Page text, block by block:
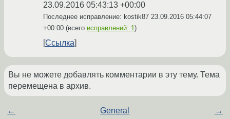
23.09.2016 05:43:13 +00:00
Последнее исправление: kostik87 23.09.2016 05:44:07
+00:00 (всего исправлений: 1)
Ссылка
Вы не можете добавлять комментарии в эту тему. Тема
перемещена в архив.
← General →